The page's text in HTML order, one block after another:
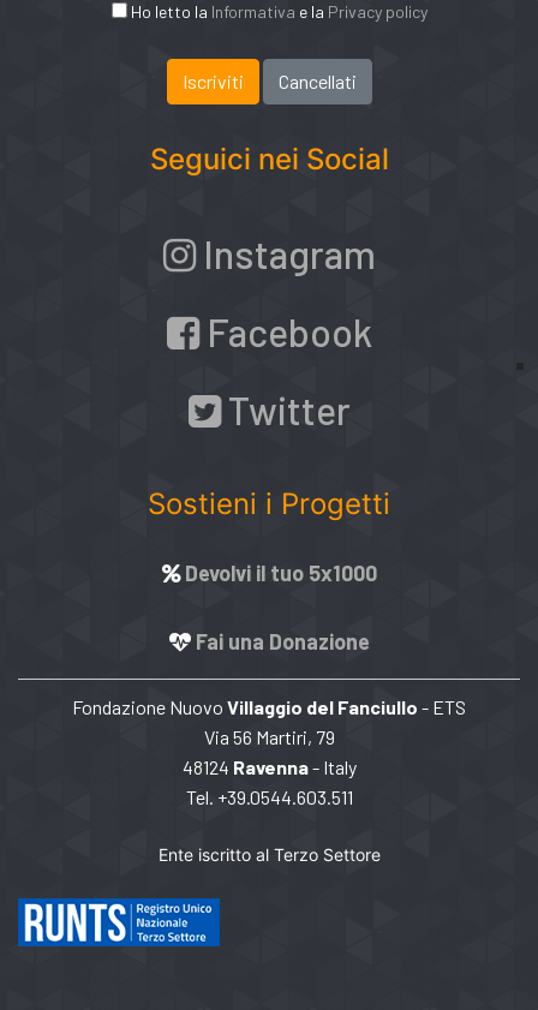
Ho letto la Informativa e la Privacy policy
Seguici nei Social
Instagram
Facebook
Twitter
Sostieni i Progetti
Devolvi il tuo 5x1000
Fai una Donazione
Fondazione Nuovo Villaggio del Fanciullo - ETS
Via 56 Martiri, 79
48124 Ravenna- Italy
Tel. +39.0544.603.511
Ente iscritto al Terzo Settore